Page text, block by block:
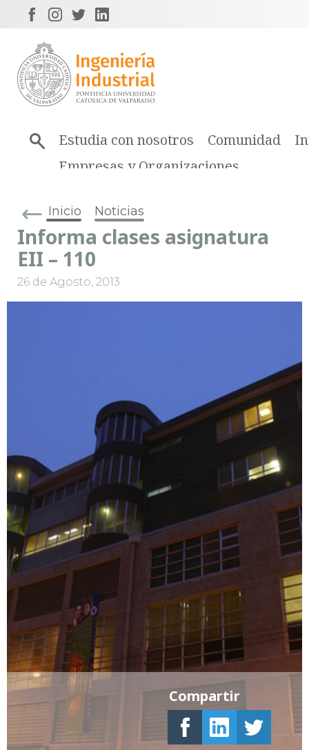
Estudia con nosotros Comunidad
Empresas y Organizaciones
Inicio Noticias
Informa clases asignatura
EII – 110
26 de Agosto, 2013
Compartir